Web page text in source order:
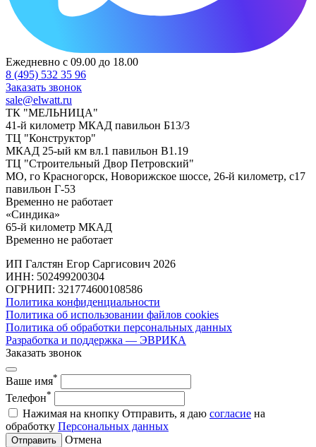
Ежедневно с 09.00 до 18.00
8 (495) 532 35 96
Заказать звонок
sale@elwatt.ru
ТК "МЕЛЬНИЦА"
41-й километр МКАД павильон Б13/3
ТЦ "Конструктор"
МКАД 25-ый км вл.1 павильон В1.19
ТЦ "Строительный Двор Петровский"
МО, го Красногорск, Новорижское шоссе, 26-й километр, с17
павильон Г-53
Временно не работает
«Синдика»
65-й километр МКАД
Временно не работает
ИП Галстян Егор Саргисович 2026
ИНН: 502499200304
ОГРНИП: 321774600108586
Политика конфиденциальности
Политика об использовании файлов cookies
Политика об обработки персональных данных
Разработка и поддержка — ЭВРИКА
Заказать звонок
Ваше имя*
Телефон*
Нажимая на кнопку Отправить, я даю согласие на
обработку Персональных данных
Отправить
Отмена